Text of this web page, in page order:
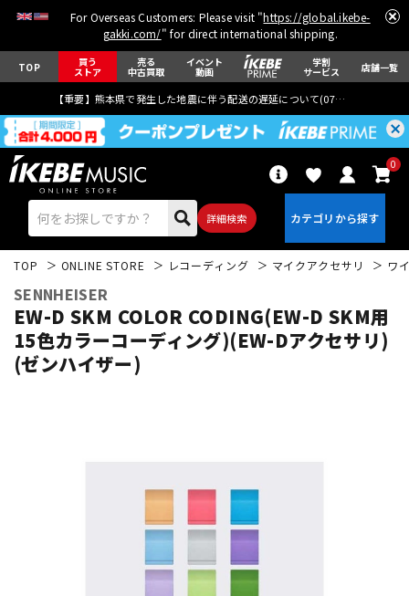
For Overseas Customers: Please visit "https://global.ikebe-
gakki.com/" for direct international shipping.
TOP 買う
ストア
売る
中古買取
イベント
動画
学割
サービス 店舗一覧
【重要】熊本県で発生した地震に伴う配送の遅延について(07月29日
詳細検索
0
エレキギター
TOP ONLINE STORE レコーディング マイクアクセサリ ワ
SENNHEISER
EW-D SKM COLOR CODING(EW-D SKM用
15色カラーコーディング)(EW-Dアクセサリ)
(ゼンハイザー)